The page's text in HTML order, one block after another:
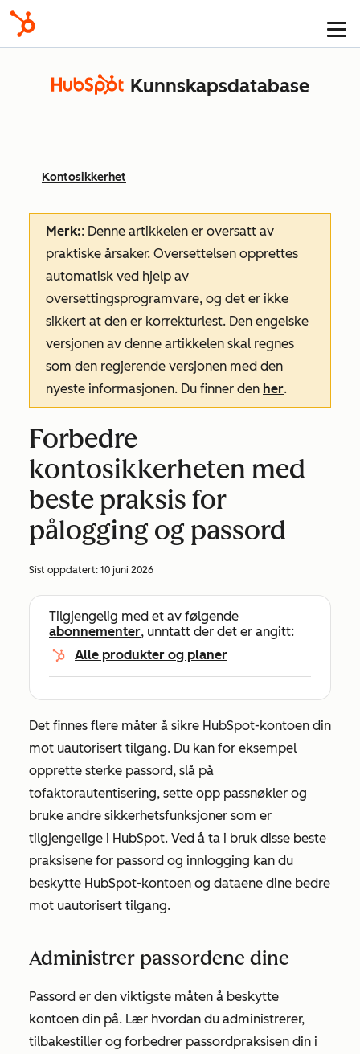
Kunnskapsdatabase
Kontosikkerhet
Merk:: Denne artikkelen er oversatt av
praktiske årsaker. Oversettelsen opprettes
automatisk ved hjelp av
oversettingsprogramvare, og det er ikke
sikkert at den er korrekturlest. Den engelske
versjonen av denne artikkelen skal regnes
som den regjerende versjonen med den
nyeste informasjonen. Du finner den her.
Forbedre
kontosikkerheten med
beste praksis for
pålogging og passord
Sist oppdatert: 10 juni 2026
Tilgjengelig med et av følgende
abonnementer, unntatt der det er angitt:
Alle produkter og planer
Det finnes flere måter å sikre HubSpot-kontoen din
mot uautorisert tilgang. Du kan for eksempel
opprette sterke passord, slå på
tofaktorautentisering, sette opp passnøkler og
bruke andre sikkerhetsfunksjoner som er
tilgjengelige i HubSpot. Ved å ta i bruk disse beste
praksisene for passord og innlogging kan du
beskytte HubSpot-kontoen og dataene dine bedre
mot uautorisert tilgang.
Administrer passordene dine
Passord er den viktigste måten å beskytte
kontoen din på. Lær hvordan du administrerer,
tilbakestiller og forbedrer passordpraksisen din i